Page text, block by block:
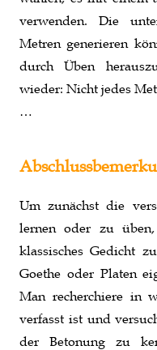
verwenden. Die
Metren generieren
durch Üben
wieder: Nicht jedes
…
Um zunächst die
lernen oder zu
klassisches Gedicht
Goethe oder Platen
Man recherchiere in
verfasst ist und
der Betonung zu